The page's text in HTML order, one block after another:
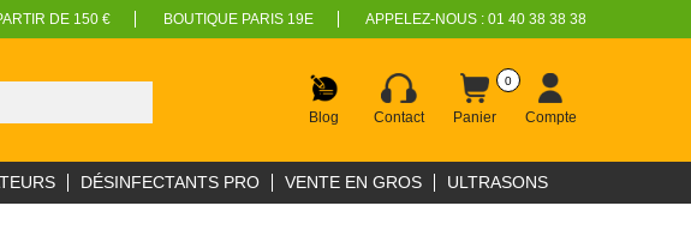
DE 150 € BOUTIQUE PARIS 19E APPELEZ-NOUS : 01 40 38 38 38
Blog Contact Panier
0
Compte
DÉSINFECTANTS PRO VENTE EN GROS ULTRASONS